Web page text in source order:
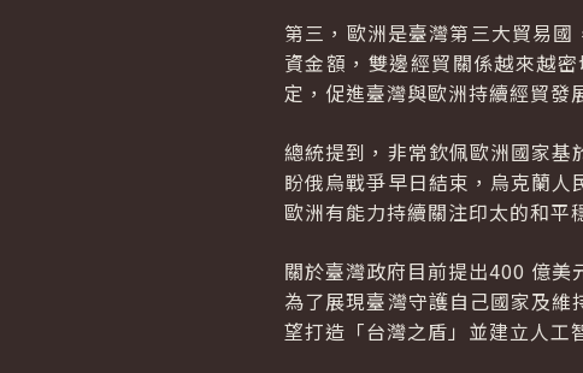
第三，歐洲是臺灣第三大貿易
資金額，雙邊經貿關係越來越
定，促進臺灣與歐洲持續經貿發
總統提到，非常欽佩歐洲國家
盼俄烏戰爭早日結束，烏克蘭
歐洲有能力持續關注印太的和平
關於臺灣政府目前提出400 億美
為了展現臺灣守護自己國家及
望打造「台灣之盾」並建立人工